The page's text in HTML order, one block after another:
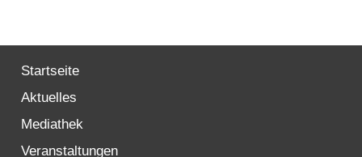
Willkommen in Strasburg (Uckermark)
Startseite
Aktuelles
Mediathek
Veranstaltungen